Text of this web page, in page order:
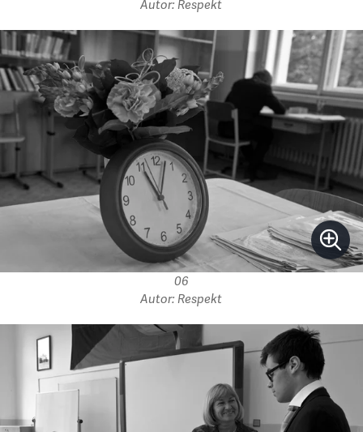
Autor: Respekt
06
Autor: Respekt